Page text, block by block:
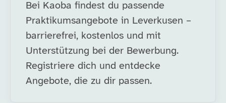
Bei Kaoba findest du passende
Praktikumsangebote in Leverkusen –
barrierefrei, kostenlos und mit
Unterstützung bei der Bewerbung.
Registriere dich und entdecke
Angebote, die zu dir passen.